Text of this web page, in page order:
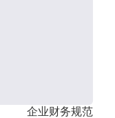
企业财务规范